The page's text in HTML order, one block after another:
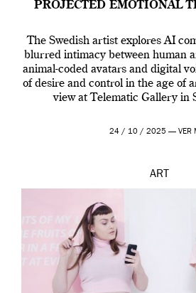
PROJECTED EMOTIONAL
The Swedish artist explores AI
blurred intimacy between human
animal-coded avatars and digital
of desire and control in the age of
view at Telematic Gallery in
24 / 10 / 2025 — VER
ART